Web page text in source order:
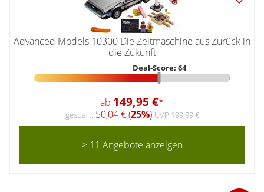
Advanced Models 10300 Die Zeitmaschine aus Zurück in
die Zukunft
Deal-Score: 64
ab 149,95 €*
gespart: 50,04 € (25%)UVP 199,99 €
> 11 Angebote anzeigen